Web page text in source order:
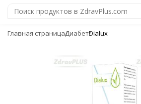
Главная страницаДиабетDialux